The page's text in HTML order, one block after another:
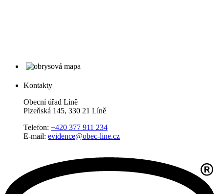
Kontakty
Obecní úřad Líně
Plzeňská 145, 330 21 Líně
Telefon: +420 377 911 234
E-mail: evidence@obec-line.cz